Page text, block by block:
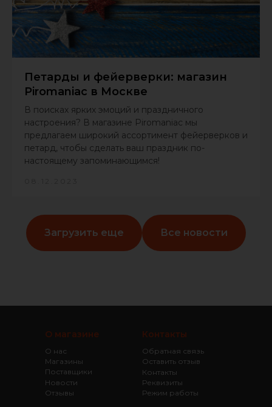
Петарды и фейерверки: магазин
Piromaniac в Москве
В поисках ярких эмоций и праздничного
настроения? В магазине Piromaniac мы
предлагаем широкий ассортимент фейерверков и
петард, чтобы сделать ваш праздник по-
настоящему запоминающимся!
Загрузить еще Все новости
О магазине
О нас
Магазины
Поставщики
Новости
Отзывы
Контакты
Обратная связь
Оставить отзыв
Контакты
Реквизиты
Режим работы